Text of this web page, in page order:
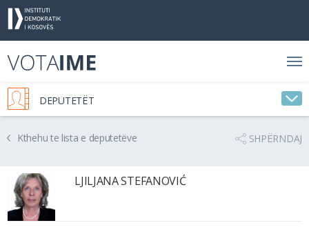
DEPUTETËT
Kthehu te lista e deputetëve SHPËRNDAJ
LJILJANA STEFANOVIĆ